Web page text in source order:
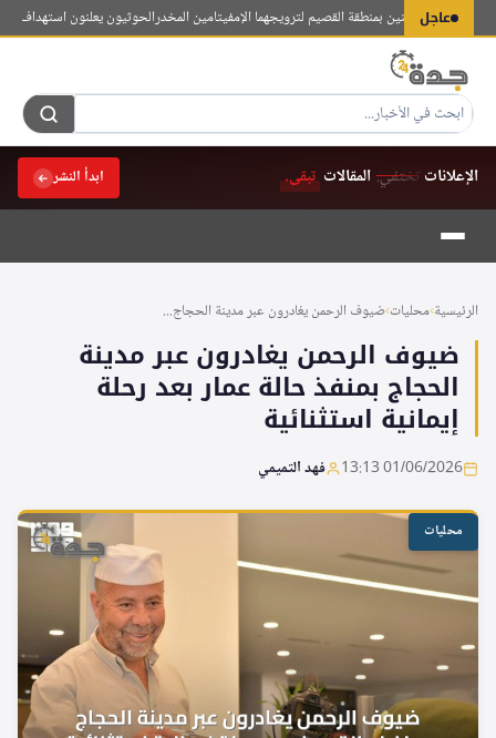
عاجل
على مواطنين بمنطقة القصيم لترويجهما الإمفيتامين المخدرالحوثيون يعلنون استهداف
الإعلانات تختفي.المقالات تبقى. ابدأ النشر
التجاوز
المحتوى
الرئيسية›محليات›ضيوف الرحمن يغادرون عبر مدينة الحجاج...
ضيوف الرحمن يغادرون عبر مدينة
الحجاج بمنفذ حالة عمار بعد رحلة
إيمانية استثنائية
01/06/2026 13:13 فهد التميمي
محليات